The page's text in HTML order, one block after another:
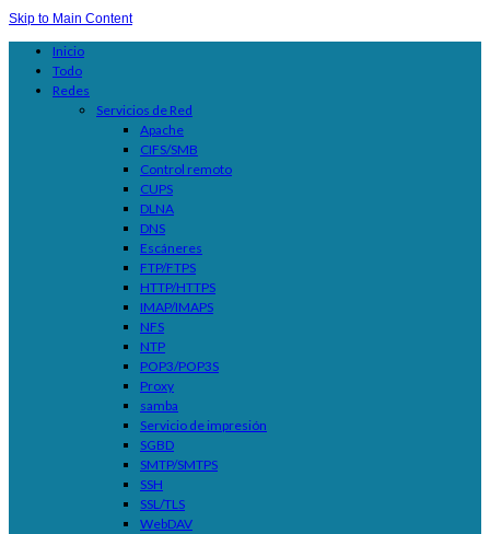
Skip to Main Content
Inicio
Todo
Redes
Servicios de Red
Apache
CIFS/SMB
Control remoto
CUPS
DLNA
DNS
Escáneres
FTP/FTPS
HTTP/HTTPS
IMAP/IMAPS
NFS
NTP
POP3/POP3S
Proxy
samba
Servicio de impresión
SGBD
SMTP/SMTPS
SSH
SSL/TLS
WebDAV